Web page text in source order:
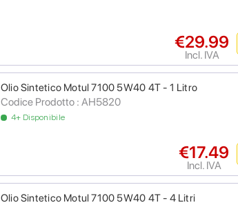
€29.99
Incl. IVA
Olio Sintetico Motul 7100 5W40 4T - 1 Litro
Codice Prodotto : AH5820
4+ Disponibile
€17.49
Incl. IVA
Olio Sintetico Motul 7100 5W40 4T - 4 Litri